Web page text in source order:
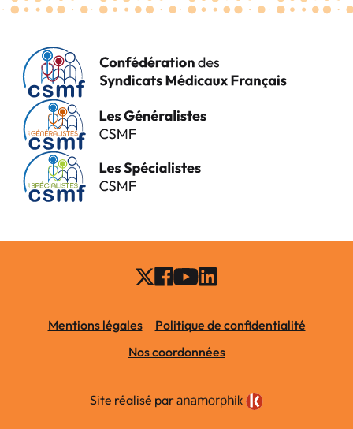
Mentions légales
Politique de confidentialité
Nos coordonnées
Site réalisé par